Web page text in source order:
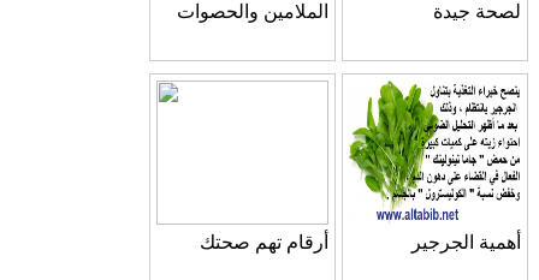
لصحة جيدة الملامين والحصوات
أهمية الجرجير أرقام تهم صحتك